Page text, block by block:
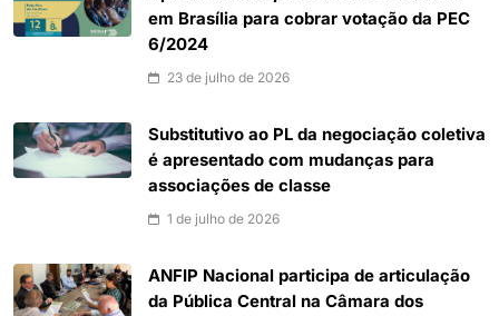
em Brasília para cobrar votação da PEC
6/2024
23 de julho de 2026
Substitutivo ao PL da negociação coletiva
é apresentado com mudanças para
associações de classe
1 de julho de 2026
ANFIP Nacional participa de articulação
da Pública Central na Câmara dos